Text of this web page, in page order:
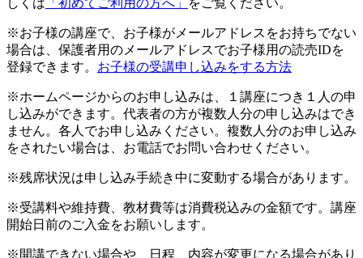
※お子様の講座で、お子様がメールアドレスをお持ちでない
場合は、保護者用のメールアドレスでお子様用の読売IDを
登録できます。 お子様の受講申し込みをする方法
※ホームページからのお申し込みは、１講座につき１人の申
し込みができます。代表者の方が複数人分の申し込みはでき
ません。各人でお申し込みください。複数人分のお申し込み
をされたい場合は、お電話でお問い合わせください。
※残席状況は申し込み手続き中に変動する場合があります。
※受講料や維持費、教材費等は消費税込みの金額です。講座
開始日前のご入金をお願いします。
※開講できない場合や、日程、内容が変更になる場合があり